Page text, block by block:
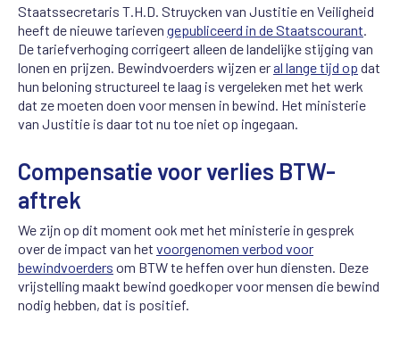
Staatssecretaris T.H.D. Struycken van Justitie en Veiligheid
heeft de nieuwe tarieven gepubliceerd in de Staatscourant
De tariefverhoging corrigeert alleen de landelijke stijging van
lonen en prijzen. Bewindvoerders wijzen eral lange tijd op dat
hun beloning structureel te laag is vergeleken met het werk
dat ze moeten doen voor mensen in bewind. Het ministerie
van Justitie is daar tot nu toe niet op ingegaan.
Compensatie voor verlies BTW-
aftrek
We zijn op dit moment ook met het ministerie in gesprek
over de impact van het voorgenomen verbod voor
bewindvoerders om BTW te heffen over hun diensten. Deze
vrijstelling maakt bewind goedkoper voor mensen die bewind
nodig hebben, dat is positief.